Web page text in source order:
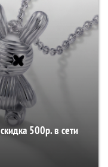
500р. в сети